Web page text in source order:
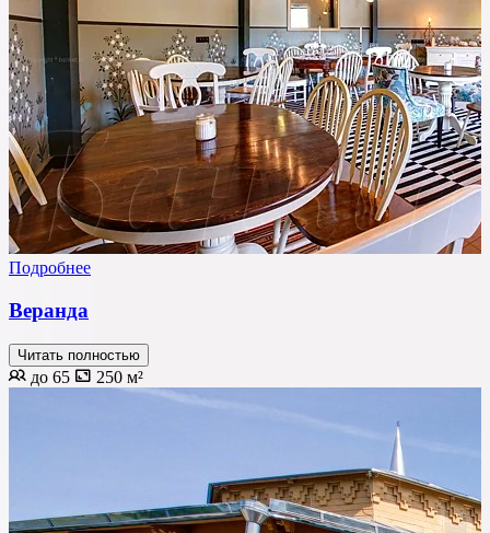
Подробнее
Веранда
Читать полностью
до 65 250 м²